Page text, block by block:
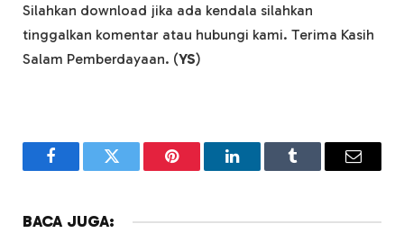
Silahkan download jika ada kendala silahkan
tinggalkan komentar atau hubungi kami. Terima Kasih
Salam Pemberdayaan. (YS)
FacebookTwitter Pinterest LinkedInTumblr Email
BACA JUGA: